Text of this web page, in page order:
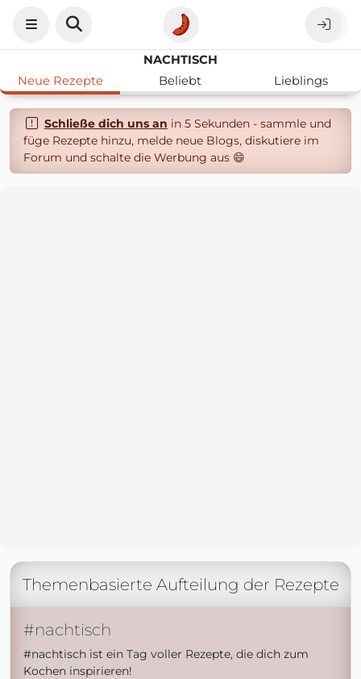
NACHTISCH
Neue Rezepte
Beliebt Lieblings
Schließe dich uns an in 5 Sekunden - sammle und
füge Rezepte hinzu, melde neue Blogs, diskutiere im
Forum und schalte die Werbung aus 😄
Themenbasierte Aufteilung der Rezepte
#nachtisch
#nachtisch ist ein Tag voller Rezepte, die dich zum
Kochen inspirieren!